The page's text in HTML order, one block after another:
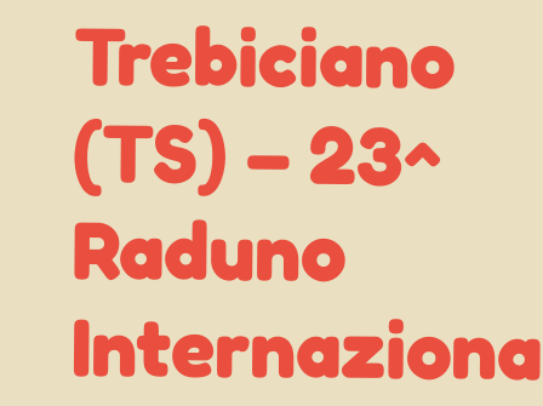
Trebiciano
(TS) – 23^
Raduno
Internazionale
Vespa Club